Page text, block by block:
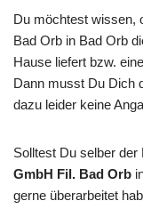
Du möchtest wissen,
Bad Orb in Bad Orb
Hause liefert bzw.
Dann musst Du Dich
dazu leider keine
Solltest Du selber
GmbH Fil. Bad Orb
gerne überarbeitet